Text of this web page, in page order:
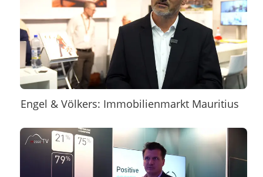
Engel & Völkers: Immobilienmarkt Mauritius